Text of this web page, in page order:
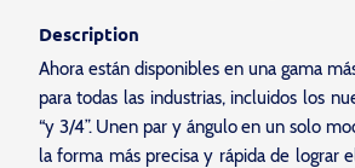
Description
Ahora están disponibles en una gama
para todas las industrias, incluidos los
“y 3/4”. Unen par y ángulo en un solo
la forma más precisa y rápida de lograr